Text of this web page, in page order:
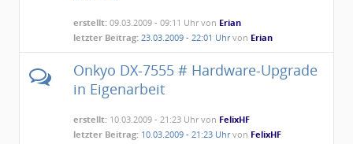
erstellt: 09.03.2009 - 09:11 Uhr von Erian
letzter Beitrag: 23.03.2009 - 22:01 Uhrvon Erian
Onkyo DX-7555 # Hardware-Upgrade
in Eigenarbeit
erstellt: 10.03.2009 - 21:23 Uhr von FelixHF
letzter Beitrag: 10.03.2009 - 21:23 Uhrvon FelixHF